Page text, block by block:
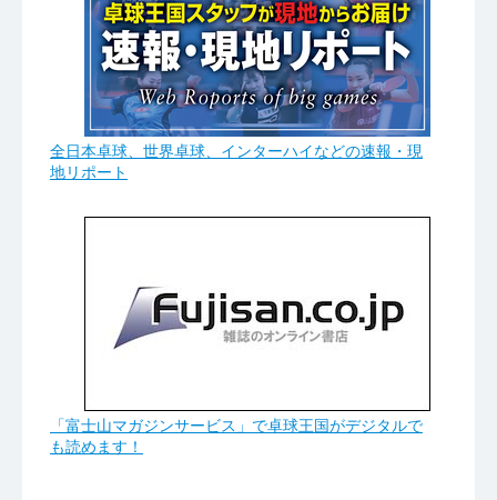
全日本卓球、世界卓球、インターハイなどの速報・現
地リポート
「富士山マガジンサービス」で卓球王国がデジタルで
も読めます！